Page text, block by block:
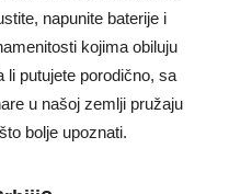
napunite baterije i
kojima obiluju
li putujete porodično, sa
u našoj zemlji pružaju
bolje upoznati.